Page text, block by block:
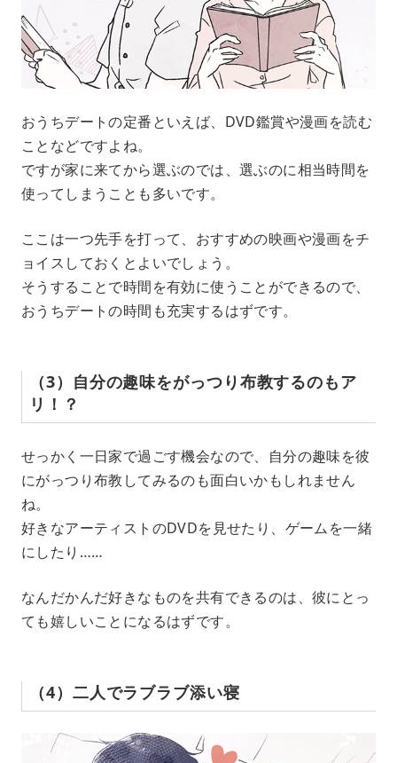
おうちデートの定番といえば、DVD鑑賞や漫画を読む
ことなどですよね。
ですが家に来てから選ぶのでは、選ぶのに相当時間を
使ってしまうことも多いです。
ここは一つ先手を打って、おすすめの映画や漫画をチ
ョイスしておくとよいでしょう。
そうすることで時間を有効に使うことができるので、
おうちデートの時間も充実するはずです。
（3）自分の趣味をがっつり布教するのもア
リ！？
せっかく一日家で過ごす機会なので、自分の趣味を彼
にがっつり布教してみるのも面白いかもしれません
ね。
好きなアーティストのDVDを見せたり、ゲームを一緒
にしたり……
なんだかんだ好きなものを共有できるのは、彼にとっ
ても嬉しいことになるはずです。
（4）二人でラブラブ添い寝